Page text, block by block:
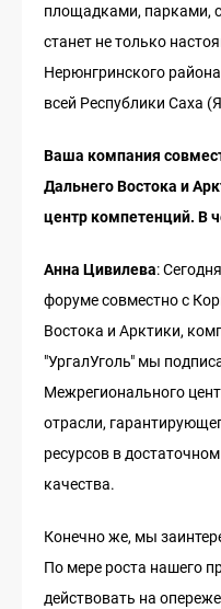
площадками, парками,
станет не только
Нерюнгринского
всей Республики Саха
Ваша компания
Дальнего Востока и
центр компетенций. В
Анна Цивилева:
форуме совместно с
Востока и Арктики,
"УргалУголь" мы
Межрегионального
отрасли,
ресурсов в
качества.
Конечно же, мы
По мере роста нашего
действовать на